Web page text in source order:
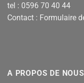
tel : 0596 70 40 44
Contact : Formulaire
A PROPOS DE NOUS